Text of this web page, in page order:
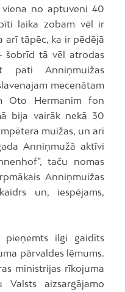
no aptuveni 40
laika zobam vēl ir
arī tāpēc, ka ir pēdējā
šobrīd tā vēl atrodas
pati Anniņmuižas
mecenātam
Oto Hermanim fon
bija vairāk nekā 30
muižas, un arī
Anniņmužā aktīvi
taču nomas
Anniņmuižas
un, iespējams,
ilgi gaidīts
pārvaldes lēmums.
ministrijas rīkojuma
aizsargājamo